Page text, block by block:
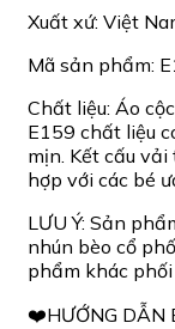
Xuất xứ: Việt
Mã sản phẩm:
Chất liệu: Áo
E159 chất liệu
mịn. Kết cấu
hợp với các bé
LƯU Ý: Sản
nhún bèo cổ
phẩm khác
❤️HƯỚNG DẪN